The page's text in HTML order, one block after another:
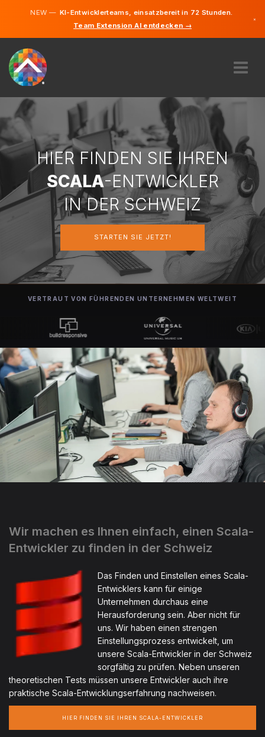
NEW —KI-Entwicklerteams, einsatzbereit in 72 Stunden.
Team Extension AI entdecken →
×
ÜBER UNS
EXPERTISE
WIE FUNKTIONIERT ES?
KARRIERE
FINDEN
SCHWEIZ
STARTEN SIE JETZT
Englisch
HIER FINDEN SIE IHREN
SCALA-ENTWICKLER
IN DER SCHWEIZ
STARTEN SIE JETZT!
VERTRAUT VON FÜHRENDEN UNTERNEHMEN WELTWEIT
Wir machen es Ihnen einfach, einen Scala-
Entwickler zu finden in der Schweiz
Das Finden und Einstellen eines Scala-
Entwicklers kann für einige
Unternehmen durchaus eine
Herausforderung sein. Aber nicht für
uns. Wir haben einen strengen
Einstellungsprozess entwickelt, um
unsere Scala-Entwickler in der Schweiz
sorgfältig zu prüfen. Neben unseren
theoretischen Tests müssen unsere Entwickler auch ihre
praktische Scala-Entwicklungserfahrung nachweisen.
HIER FINDEN SIE IHREN SCALA-ENTWICKLER